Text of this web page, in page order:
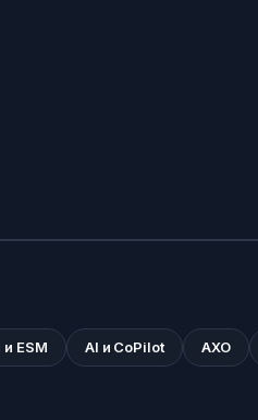
и ESM AI и CoPilot АХО